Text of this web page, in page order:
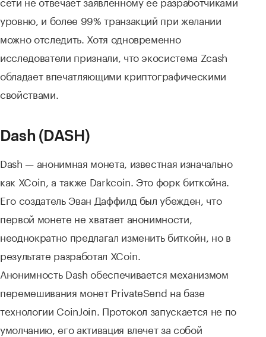
уровню, и более 99% транзакций при желании
можно отследить. Хотя одновременно
исследователи признали, что экосистема Zcash
обладает впечатляющими криптографическими
свойствами.
Dash (DASH)
Dash — анонимная монета, известная изначально
как XCoin, а также Darkcoin. Это форк биткойна.
Его создатель Эван Даффилд был убежден, что
первой монете не хватает анонимности,
неоднократно предлагал изменить биткойн, но в
результате разработал XCoin.
Анонимность Dash обеспечивается механизмом
перемешивания монет PrivateSend на базе
технологии CoinJoin. Протокол запускается не по
умолчанию, его активация влечет за собой